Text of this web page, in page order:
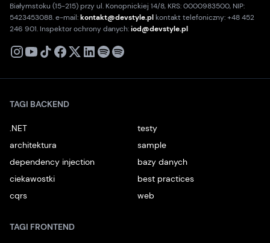
Białymstoku (15-215) przy ul. Konopnickiej 14/8, KRS: 0000983500, NIP:
5423453088. e-mail:kontakt@devstyle.plkontakt telefoniczny: +48 452
246 901. Inspektor ochrony danych:iod@devstyle.pl
X
TAGI BACKEND
.NET
testy
architektura
sample
dependency injection
bazy danych
ciekawostki
best practices
cqrs
web
TAGI FRONTEND